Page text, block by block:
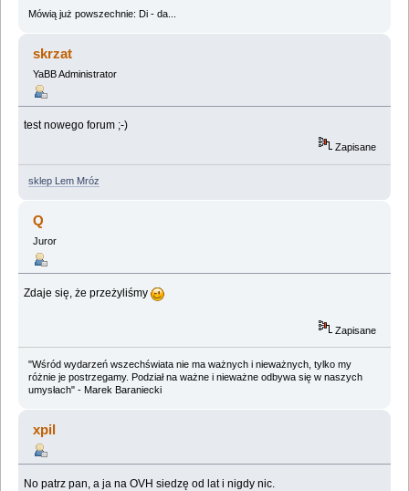
Mówią już powszechnie: Di - da...
skrzat
YaBB Administrator
test nowego forum ;-)
Zapisane
sklep Lem Mróz
Q
Juror
Zdaje się, że przeżyliśmy
Zapisane
"Wśród wydarzeń wszechświata nie ma ważnych i nieważnych, tylko my
różnie je postrzegamy. Podział na ważne i nieważne odbywa się w naszych
umysłach" - Marek Baraniecki
xpil
No patrz pan, a ja na OVH siedzę od lat i nigdy nic.